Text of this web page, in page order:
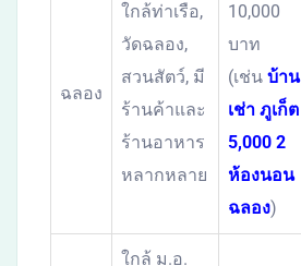
ฉลอง
ใกล้ท่าเรือ,
วัดฉลอง,
สวนสัตว์, มี
ร้านค้าและ
ร้านอาหาร
หลากหลาย
10,000
บาท
(เช่น บ้าน
เช่า ภูเก็ต
5,000 2
ห้องนอน
ฉลอง)
ใกล้ ม.อ.